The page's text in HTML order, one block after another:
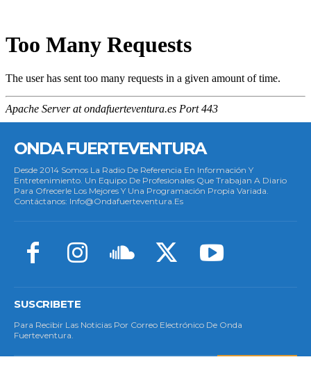
ONDA FUERTEVENTURA
Desde 2014 Somos La Radio De Referencia En Información Y
Entretenimiento. Un Equipo De Profesionales Que Trabajan A Diario
Para Ofrecerle Los Mejores Y Una Programación Propia Variada.
Contáctanos: Info@ondafuerteventura.es
SUSCRIBETE
Para Recibir Las Noticias Por Correo Electrónico De Onda
Fuerteventura.